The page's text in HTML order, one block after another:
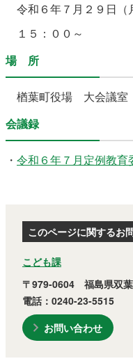
イベント
令和６年７月２９日（
１５：００～
場 所
楢葉町役場 大会議室
会議録
・ 令和６年７月定例教育
このページに関するお
こども課
〒979-0604 福島県双
電話：0240-23-5515
お問い合わせ